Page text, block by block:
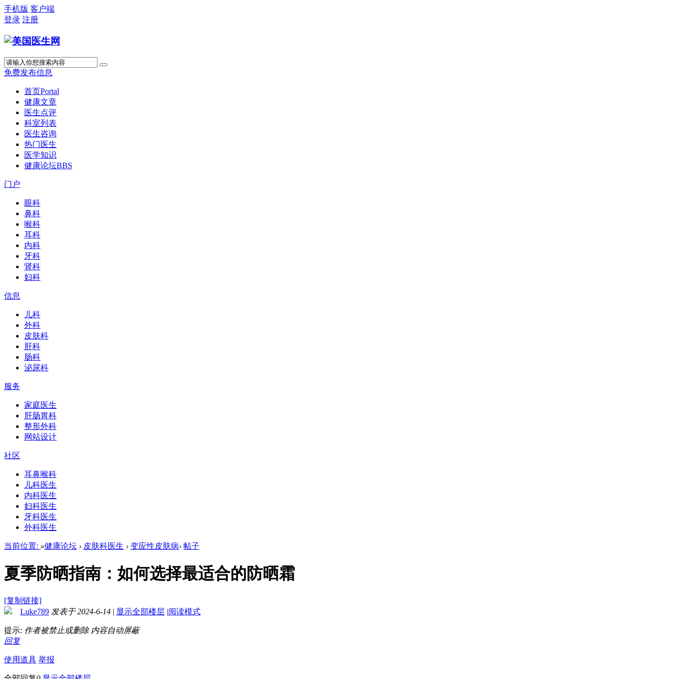
手机版 客户端
登录 注册
免费发布信息
首页Portal
健康文章
医生点评
科室列表
医生咨询
热门医生
医学知识
健康论坛BBS
门户
眼科
鼻科
喉科
耳科
内科
牙科
肾科
妇科
信息
儿科
外科
皮肤科
肝科
肠科
泌尿科
服务
家庭医生
肝肠胃科
整形外科
网站设计
社区
耳鼻喉科
儿科医生
内科医生
妇科医生
牙科医生
外科医生
当前位置: »健康论坛 › 皮肤科医生 › 变应性皮肤病› 帖子
夏季防晒指南：如何选择最适合的防晒霜
[复制链接]
Luke789 发表于 2024-6-14 | 显示全部楼层 |阅读模式
提示: 作者被禁止或删除 内容自动屏蔽
回复
使用道具 举报